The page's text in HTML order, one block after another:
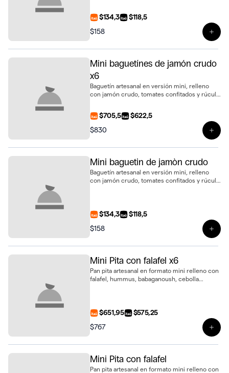
$134,3
$118,5
$158
Mini baguetínes de jamón crudo
x6
Baguetín artesanal en versión mini, relleno
con jamón crudo, tomates confitados y rúcula
presentado en bandeja de 6 unidades
$705,5
$622,5
$830
Mini baguetin de jamòn crudo
Baguetín artesanal en versión mini, relleno
con jamón crudo, tomates confitados y rúcula
$134,3
$118,5
$158
Mini Pita con falafel x6
Pan pita artesanal en formato mini relleno con
falafel, hummus, babaganoush, cebolla
$651,95
$575,25
$767
Mini Pita con falafel
Pan pita artesanal en formato mini relleno con